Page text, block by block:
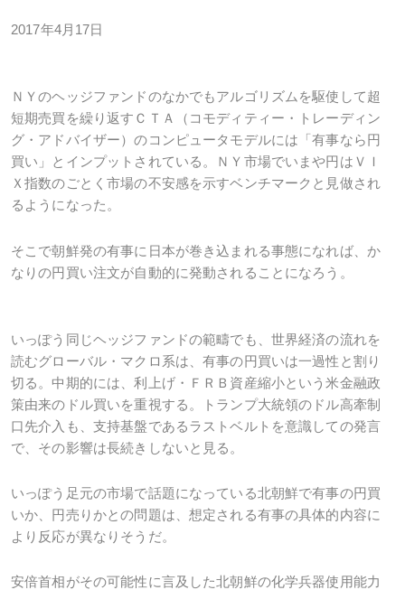
2017年4月17日
ＮＹのヘッジファンドのなかでもアルゴリズムを駆使して超
短期売買を繰り返すＣＴＡ（コモディティー・トレーディン
グ・アドバイザー）のコンピュータモデルには「有事なら円
買い」とインプットされている。ＮＹ市場でいまや円はＶＩ
Ｘ指数のごとく市場の不安感を示すベンチマークと見做され
るようになった。
そこで朝鮮発の有事に日本が巻き込まれる事態になれば、か
なりの円買い注文が自動的に発動されることになろう。
いっぽう同じヘッジファンドの範疇でも、世界経済の流れを
読むグローバル・マクロ系は、有事の円買いは一過性と割り
切る。中期的には、利上げ・ＦＲＢ資産縮小という米金融政
策由来のドル買いを重視する。トランプ大統領のドル高牽制
口先介入も、支持基盤であるラストベルトを意識しての発言
で、その影響は長続きしないと見る。
いっぽう足元の市場で話題になっている北朝鮮で有事の円買
いか、円売りかとの問題は、想定される有事の具体的内容に
より反応が異なりそうだ。
安倍首相がその可能性に言及した北朝鮮の化学兵器使用能力